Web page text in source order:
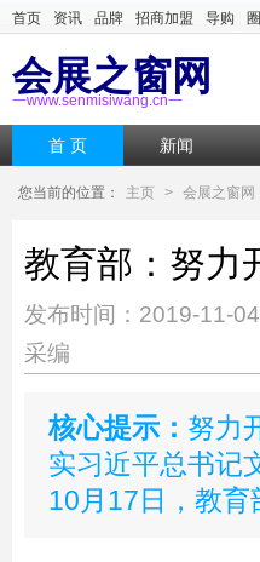
首页 资讯 品牌 招商加盟 导购
会展之窗网
一www.senmisiwang.cn一
首 页 新闻
您当前的位置： 主页 > 会展之窗网
教育部：努力
发布时间：2019-11-
采编
核心提示： 努力
实习近平总书记
10月17日，教